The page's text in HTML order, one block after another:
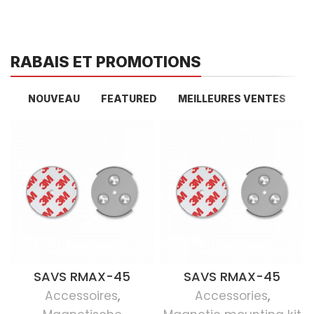
RABAIS ET PROMOTIONS
NOUVEAU FEATURED MEILLEURES VENTES
SAVS RMAX-45
Accessoires,
SAVS RMAX-45
Accessories,